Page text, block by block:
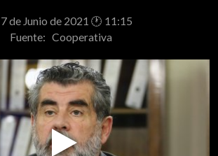
de Junio de 2021 🕐 11:15
Fuente: Cooperativa
Play